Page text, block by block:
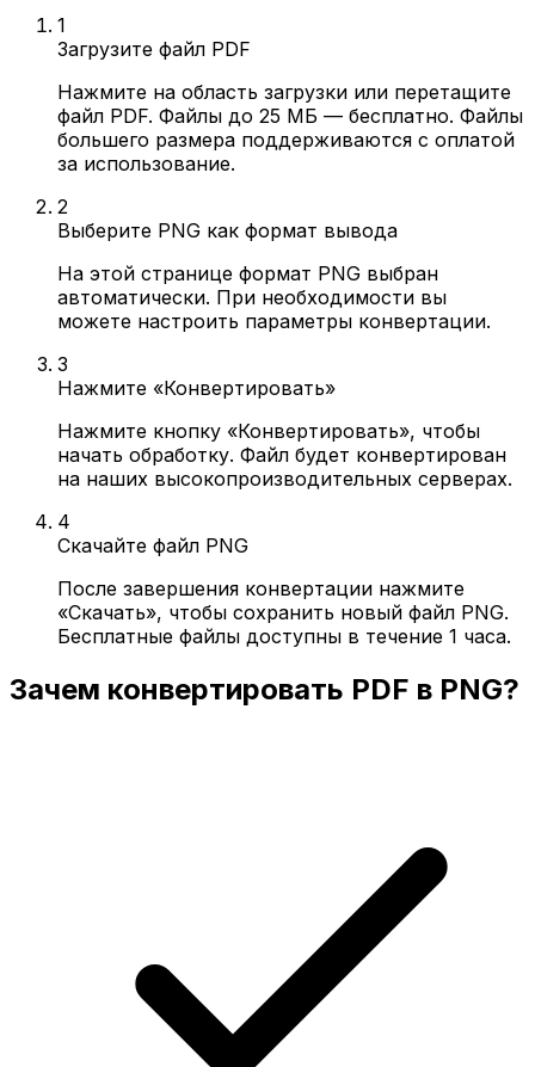
1
Загрузите файл PDF
Нажмите на область загрузки или перетащите
файл PDF. Файлы до 25 МБ — бесплатно. Файлы
большего размера поддерживаются с оплатой
за использование.
2
Выберите PNG как формат вывода
На этой странице формат PNG выбран
автоматически. При необходимости вы
можете настроить параметры конвертации.
3
Нажмите «Конвертировать»
Нажмите кнопку «Конвертировать», чтобы
начать обработку. Файл будет конвертирован
на наших высокопроизводительных серверах.
4
Скачайте файл PNG
После завершения конвертации нажмите
«Скачать», чтобы сохранить новый файл PNG.
Бесплатные файлы доступны в течение 1 часа.
Зачем конвертировать PDF в PNG?